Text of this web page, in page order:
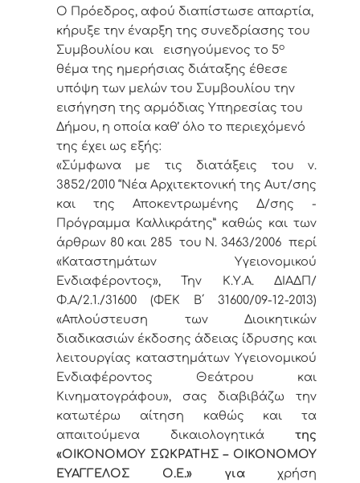
Ο Πρόεδρος, αφού διαπίστωσε απαρτία,
κήρυξε την έναρξη της συνεδρίασης του
Συμβουλίου και εισηγούμενος το 5ο
θέμα της ημερήσιας διάταξης έθεσε
υπόψη των μελών του Συμβουλίου την
εισήγηση της αρμόδιας Υπηρεσίας του
Δήμου, η οποία καθ’ όλο το περιεχόμενό
της έχει ως εξής:
«Σύμφωνα με τις διατάξεις του ν.
3852/2010 “Νέα Αρχιτεκτονική της Αυτ/σης
και της Αποκεντρωμένης Δ/σης -
Πρόγραμμα Καλλικράτης” καθώς και των
άρθρων 80 και 285 του Ν. 3463/2006 περί
«Καταστημάτων Υγειονομικού
Ενδιαφέροντος», Την Κ.Υ.Α. ΔΙΑΔΠ/
Φ.Α/2.1./31600 (ΦΕΚ Β΄ 31600/09-12-2013)
«Απλούστευση των Διοικητικών
διαδικασιών έκδοσης άδειας ίδρυσης και
λειτουργίας καταστημάτων Υγειονομικού
Ενδιαφέροντος Θεάτρου και
Κινηματογράφου», σας διαβιβάζω την
κατωτέρω αίτηση καθώς και τα
απαιτούμενα δικαιολογητικά της
«ΟΙΚΟΝΟΜΟΥ ΣΩΚΡΑΤΗΣ – ΟΙΚΟΝΟΜΟΥ
ΕΥΑΓΓΕΛΟΣ Ο.Ε.»
γιαχρήση